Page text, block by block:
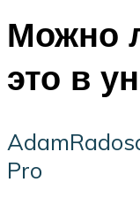
Можно
это в
Pro